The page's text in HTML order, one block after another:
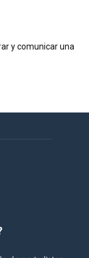
y comunicar una